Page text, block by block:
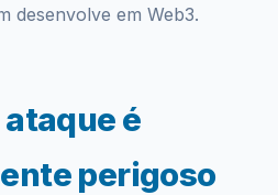
desenvolve em Web3.
é
perigoso